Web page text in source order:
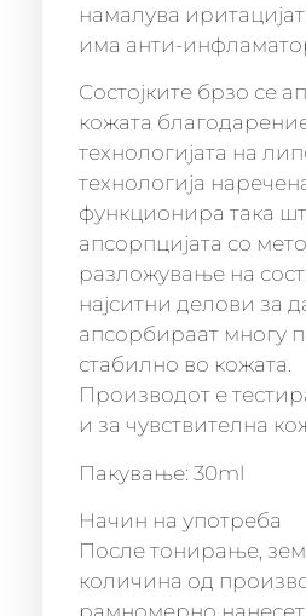
намалува
има анти-
Состојките брзо се
кожата
технологијата на
технологија
функционира така
апсорпцијата со
разложување на
најситни делови за
апсорбираат многу
стабилно во кожата.
Производот е
и за чувствителна
Пакување: 30ml
Начин на употреба
После тонирање,
количина од
рамномерно